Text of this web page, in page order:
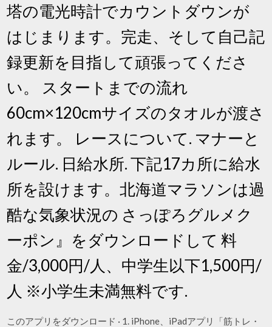
塔の電光時計でカウントダウンが
はじまります。完走、そして自己記
録更新を目指して頑張ってくださ
い。 スタートまでの流れ
60cm×120cmサイズのタオルが渡さ
れます。 レースについて. マナーと
ルール. 日給水所. 下記17カ所に給水
所を設けます。北海道マラソンは過
酷な気象状況の さっぽろグルメク
ーポン』をダウンロードして 料
金/3,000円/人、中学生以下1,500円/
人 ※小学生未満無料です.
このアプリをダウンロード · 1. iPhone、iPadアプリ「筋トレ・